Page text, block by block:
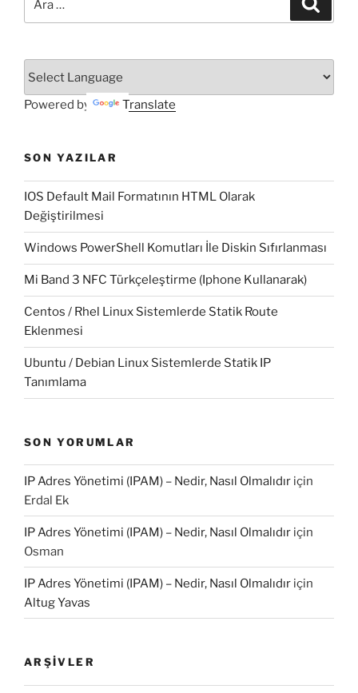
Powered by Translate
SON YAZILAR
IOS Default Mail Formatının HTML Olarak
Değiştirilmesi
Windows PowerShell Komutları İle Diskin Sıfırlanması
Mi Band 3 NFC Türkçeleştirme (Iphone Kullanarak)
Centos / Rhel Linux Sistemlerde Statik Route
Eklenmesi
Ubuntu / Debian Linux Sistemlerde Statik IP
Tanımlama
SON YORUMLAR
IP Adres Yönetimi (IPAM) – Nedir, Nasıl Olmalıdır için
Erdal Ek
IP Adres Yönetimi (IPAM) – Nedir, Nasıl Olmalıdır için
Osman
IP Adres Yönetimi (IPAM) – Nedir, Nasıl Olmalıdır için
Altug Yavas
ARŞIVLER